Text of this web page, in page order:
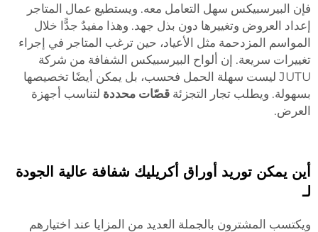
فإن البيرسبيكس سهل التعامل معه. ويستطيع عمال المتاجر
إعداد العروض وتغييرها دون بذل جهد. وهذا مفيدٌ جدًّا خلال
المواسم المزدحمة مثل الأعياد، حين ترغب المتاجر في إجراء
تغييرات سريعة. إن ألواح البيرسبيكس الشفافة من شركة
JUTU ليست سهلة الحمل فحسب، بل يمكن أيضًا تخصيصها
بسهولة. ويطلب تجار التجزئة قصّات محددة لتناسب أجهزة
العرض.
أين يمكن توريد أوراق أكريليك شفافة عالية الجودة
لـ
ويكتسب المشترون بالجملة العديد من المزايا عند اختيارهم